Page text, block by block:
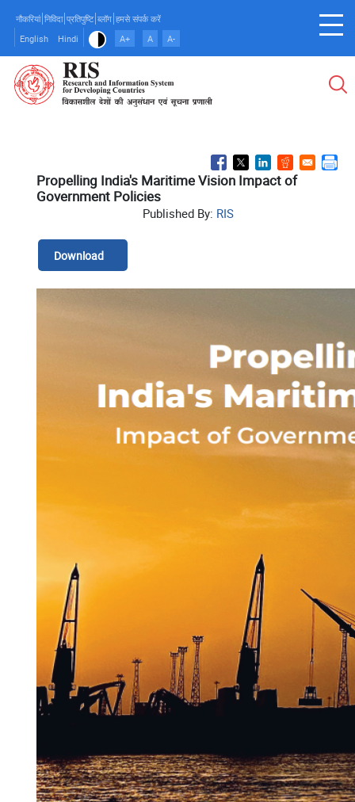
main
content
नौकरियां निविदा प्रतिपुष्टि ब्लॉग हमसे संपर्क करें
English
Hindi A+ A A-
Propelling India's Maritime Vision Impact of
Government Policies
Published By: RIS
Download